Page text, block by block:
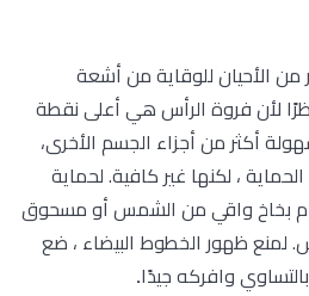
الأحيان للوقاية من أشعة
لأن فروة الرأس هي أعلى نقطة
أكثر من أجزاء الجسم الأخرى،
، لكنها غير كافية. لحماية
بخاخ واقي من الشمس أو مسحوق
ظهور الخطوط البيضاء ، ضع
وافركه جيدًا.